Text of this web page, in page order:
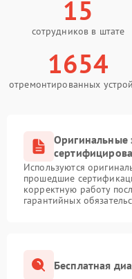
15
сотрудников в штате
1654
отремонтированных
Оригинальные
Используются
прошедшие
корректную работу
гарантийных
Бесплатная